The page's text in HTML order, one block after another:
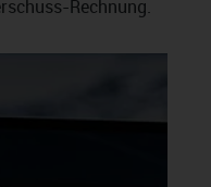
Rechnung.